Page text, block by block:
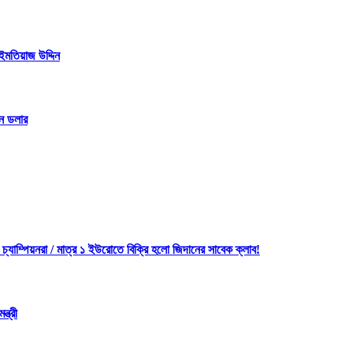
উদ্দিন
ডলার
/মাত্র ১ ইউরোতে বিক্রি হলো জিদানের সাবেক ক্লাব!